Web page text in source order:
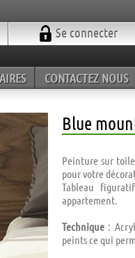
Se connecter
CONTACTEZ NOUS
Blue
Peinture sur
pour votre
Tableau
appartement.
Technique :
peints ce qui